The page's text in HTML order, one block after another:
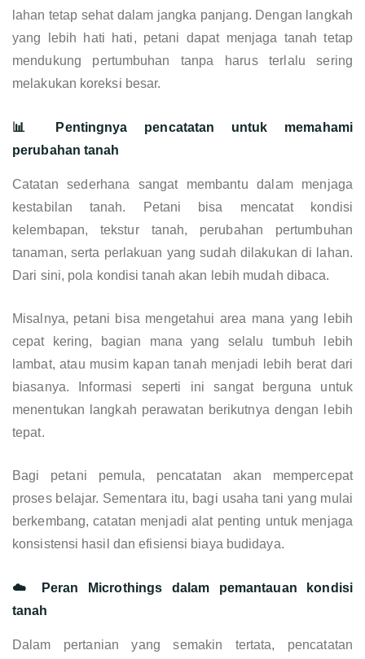
lahan tetap sehat dalam jangka panjang. Dengan langkah
yang lebih hati hati, petani dapat menjaga tanah tetap
mendukung pertumbuhan tanpa harus terlalu sering
melakukan koreksi besar.
📊 Pentingnya pencatatan untuk memahami
perubahan tanah
Catatan sederhana sangat membantu dalam menjaga
kestabilan tanah. Petani bisa mencatat kondisi
kelembapan, tekstur tanah, perubahan pertumbuhan
tanaman, serta perlakuan yang sudah dilakukan di lahan.
Dari sini, pola kondisi tanah akan lebih mudah dibaca.
Misalnya, petani bisa mengetahui area mana yang lebih
cepat kering, bagian mana yang selalu tumbuh lebih
lambat, atau musim kapan tanah menjadi lebih berat dari
biasanya. Informasi seperti ini sangat berguna untuk
menentukan langkah perawatan berikutnya dengan lebih
tepat.
Bagi petani pemula, pencatatan akan mempercepat
proses belajar. Sementara itu, bagi usaha tani yang mulai
berkembang, catatan menjadi alat penting untuk menjaga
konsistensi hasil dan efisiensi biaya budidaya.
☁️ Peran Microthings dalam pemantauan kondisi
tanah
Dalam pertanian yang semakin tertata, pencatatan